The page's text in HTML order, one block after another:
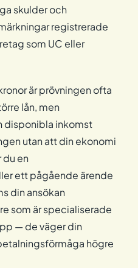
skulder och
registrerade
som UC eller
är prövningen ofta
lån, men
disponibla inkomst
utan att din ekonomi
du en
ett pågående ärende
din ansökan
som är specialiserade
— de väger din
högre